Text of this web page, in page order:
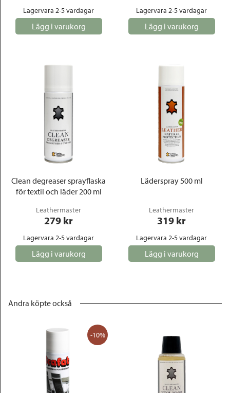
Lagervara 2-5 vardagar
Lägg i varukorg
Lagervara 2-5 vardagar
Lägg i varukorg
Clean degreaser sprayflaska
för textil och läder 200 ml
Leathermaster
279 kr
Lagervara 2-5 vardagar
Lägg i varukorg
Läderspray 500 ml
Leathermaster
319 kr
Lagervara 2-5 vardagar
Lägg i varukorg
Andra köpte också
-10%